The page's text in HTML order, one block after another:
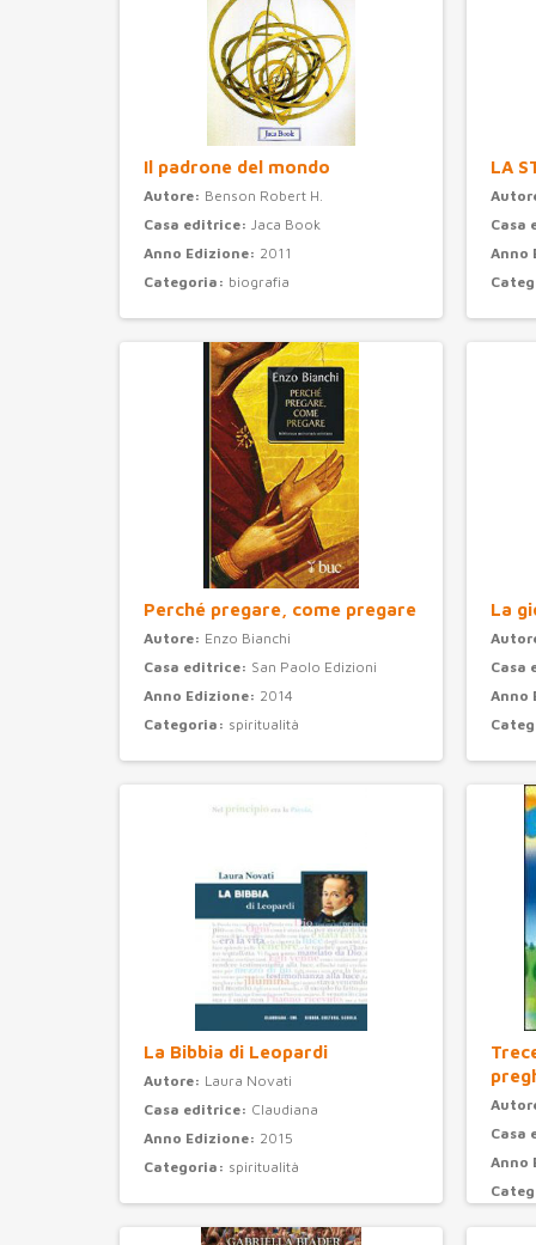
Il padrone del mondo
Autore: Benson Robert H.
Casa editrice: Jaca Book
Anno Edizione: 2011
Categoria: biografia
LA
Casa
Anno
Perché pregare, come pregare
Autore: Enzo Bianchi
Casa editrice: San Paolo Edizioni
Anno Edizione: 2014
Categoria: spiritualità
La
Casa
Anno
La Bibbia di Leopardi
Autore: Laura Novati
Casa editrice: Claudiana
Anno Edizione: 2015
Categoria: spiritualità
Casa
Anno